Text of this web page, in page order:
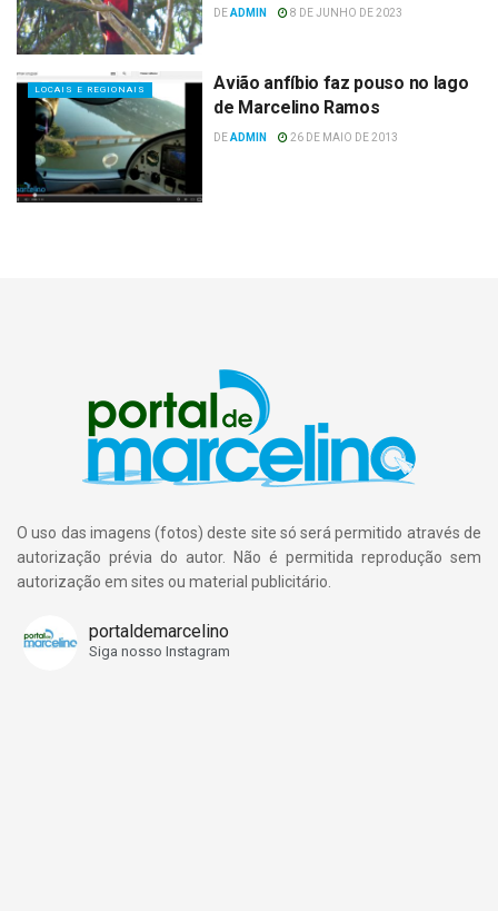
DEADMIN 8 DE JUNHO DE 2023
LOCAIS E REGIONAIS
Avião anfíbio faz pouso no lago
de Marcelino Ramos
DEADMIN 26 DE MAIO DE 2013
O uso das imagens (fotos) deste site só será permitido através de
autorização prévia do autor. Não é permitida reprodução sem
autorização em sites ou material publicitário.
portaldemarcelino
Siga nosso Instagram